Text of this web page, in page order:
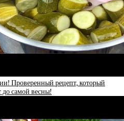
Проверенный рецепт, который
до самой весны!